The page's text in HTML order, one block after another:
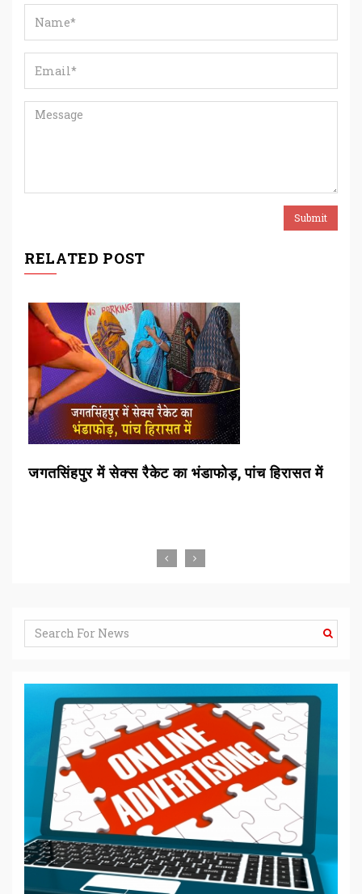
RELATED POST
जगतसिंहपुर में सेक्स रैकेट का भंडाफोड़, पांच हिरासत में